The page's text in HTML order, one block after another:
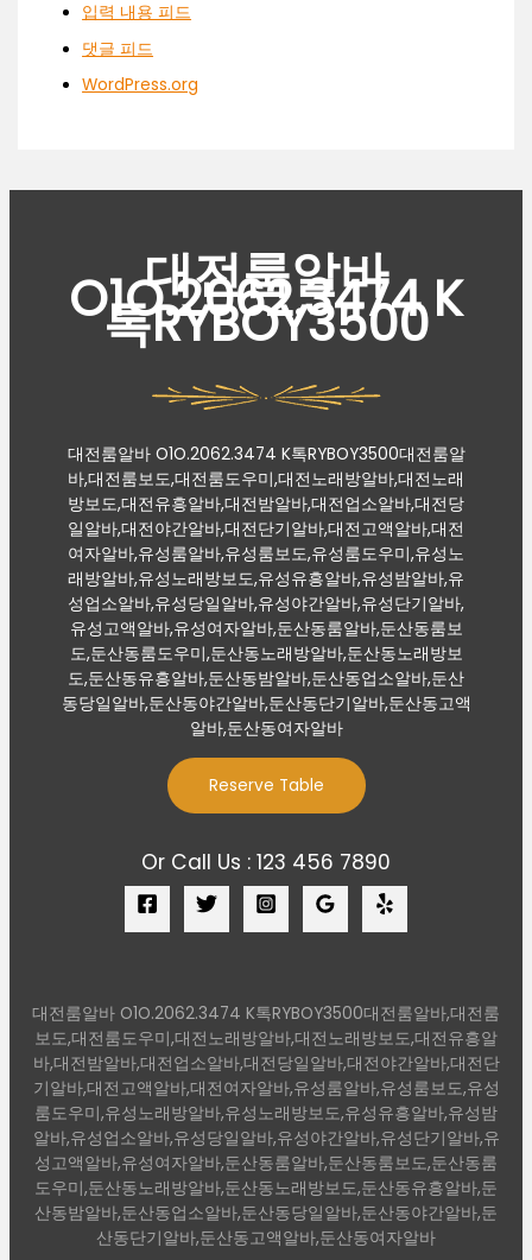
입력 내용 피드
댓글 피드
WordPress.org
대전룸알바
O1O.2062.3474 K
톡RYBOY3500
대전룸알바 O1O.2062.3474 K톡RYBOY3500대전룸알
바,대전룸보도,대전룸도우미,대전노래방알바,대전노래
방보도,대전유흥알바,대전밤알바,대전업소알바,대전당
일알바,대전야간알바,대전단기알바,대전고액알바,대전
여자알바,유성룸알바,유성룸보도,유성룸도우미,유성노
래방알바,유성노래방보도,유성유흥알바,유성밤알바,유
성업소알바,유성당일알바,유성야간알바,유성단기알바,
유성고액알바,유성여자알바,둔산동룸알바,둔산동룸보
도,둔산동룸도우미,둔산동노래방알바,둔산동노래방보
도,둔산동유흥알바,둔산동밤알바,둔산동업소알바,둔산
동당일알바,둔산동야간알바,둔산동단기알바,둔산동고액
알바,둔산동여자알바
Reserve Table
Or Call Us : 123 456 7890
대전룸알바 O1O.2062.3474 K톡RYBOY3500대전룸알바,대전룸
보도,대전룸도우미,대전노래방알바,대전노래방보도,대전유흥알
바,대전밤알바,대전업소알바,대전당일알바,대전야간알바,대전단
기알바,대전고액알바,대전여자알바,유성룸알바,유성룸보도,유성
룸도우미,유성노래방알바,유성노래방보도,유성유흥알바,유성밤
알바,유성업소알바,유성당일알바,유성야간알바,유성단기알바,유
성고액알바,유성여자알바,둔산동룸알바,둔산동룸보도,둔산동룸
도우미,둔산동노래방알바,둔산동노래방보도,둔산동유흥알바,둔
산동밤알바,둔산동업소알바,둔산동당일알바,둔산동야간알바,둔
산동단기알바,둔산동고액알바,둔산동여자알바